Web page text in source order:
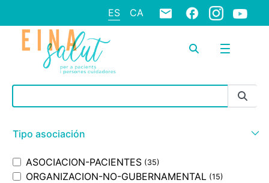
ES CA
Barra de búsqueda
Tipo asociación
ASOCIACION-PACIENTES (35)
ORGANIZACION-NO-GUBERNAMENTAL (15)